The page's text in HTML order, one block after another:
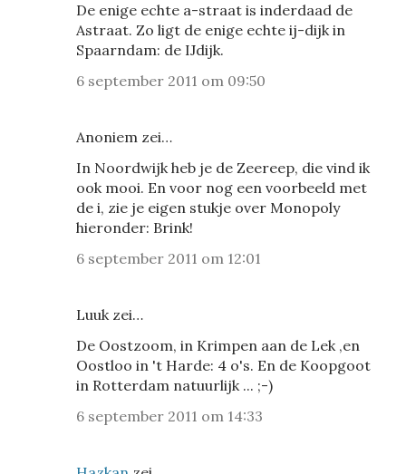
De enige echte a-straat is inderdaad de
Astraat. Zo ligt de enige echte ij-dijk in
Spaarndam: de IJdijk.
6 september 2011 om 09:50
Anoniem zei…
In Noordwijk heb je de Zeereep, die vind ik
ook mooi. En voor nog een voorbeeld met
de i, zie je eigen stukje over Monopoly
hieronder: Brink!
6 september 2011 om 12:01
Luuk zei…
De Oostzoom, in Krimpen aan de Lek ,en
Oostloo in 't Harde: 4 o's. En de Koopgoot
in Rotterdam natuurlijk ... ;-)
6 september 2011 om 14:33